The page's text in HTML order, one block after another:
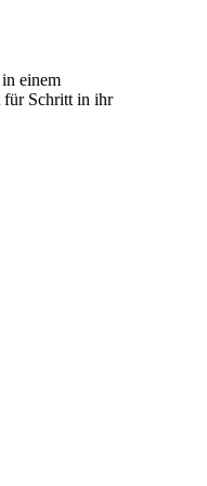
einem
für Schritt in ihr